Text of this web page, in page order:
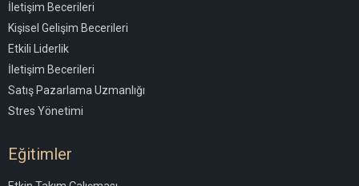
İletişim Becerileri
Kişisel Gelişim Becerileri
Etkili Liderlik
İletişim Becerileri
Satış Pazarlama Uzmanlığı
Stres Yönetimi
Eğitimler